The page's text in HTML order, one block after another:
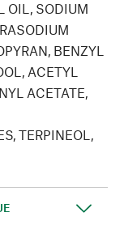
OIL, SODIUM
BENZYL
ACETYL
ACETATE,
TERPINEOL,